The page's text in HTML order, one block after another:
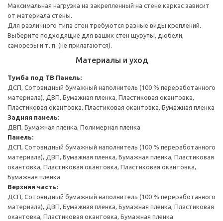
Максимальная нагрузка на закрепленный на стене каркас зависит
от материала стены.
Для различного типа стен требуются разные виды креплений.
Выберите подходящие для ваших стен шурупы, дюбели,
саморезы и т. п. (не прилагаются).
Материалы и уход
Тумба под ТВ Панель:
ДСП, Сотовидный бумажный наполнитель (100 % переработанного
материала), ДВП, Бумажная пленка, Пластиковая окантовка,
Пластиковая окантовка, Пластиковая окантовка, Бумажная пленка
Задняя панель:
ДВП, Бумажная пленка, Полимерная пленка
Панель:
ДСП, Сотовидный бумажный наполнитель (100 % переработанного
материала), ДВП, Бумажная пленка, Бумажная пленка, Пластиковая
окантовка, Пластиковая окантовка, Пластиковая окантовка,
Бумажная пленка
Верхняя часть:
ДСП, Сотовидный бумажный наполнитель (100 % переработанного
материала), ДВП, Бумажная пленка, Бумажная пленка, Пластиковая
окантовка, Пластиковая окантовка, Бумажная пленка